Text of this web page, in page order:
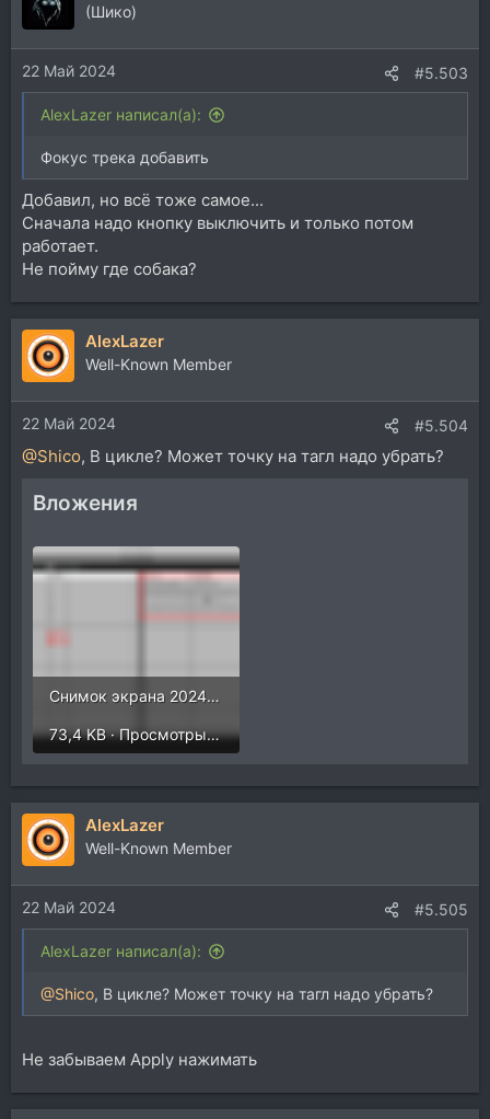
и
и
:
(Шико)
22 Май 2024 #5.503
AlexLazer написал(а):
Фокус трека добавить
Добавил, но всё тоже самое...
Сначала надо кнопку выключить и только потом
работает.
Не пойму где собака?
AlexLazer
Well-Known Member
22 Май 2024 #5.504
@Shico, В цикле? Может точку на тагл надо убрать?
Вложения
Снимок экрана 2024-05-22 в 23.27.18.png
73,4 KB · Просмотры: 274
AlexLazer
Well-Known Member
22 Май 2024 #5.505
AlexLazer написал(а):
@Shico, В цикле? Может точку на тагл надо убрать?
Не забываем Apply нажимать